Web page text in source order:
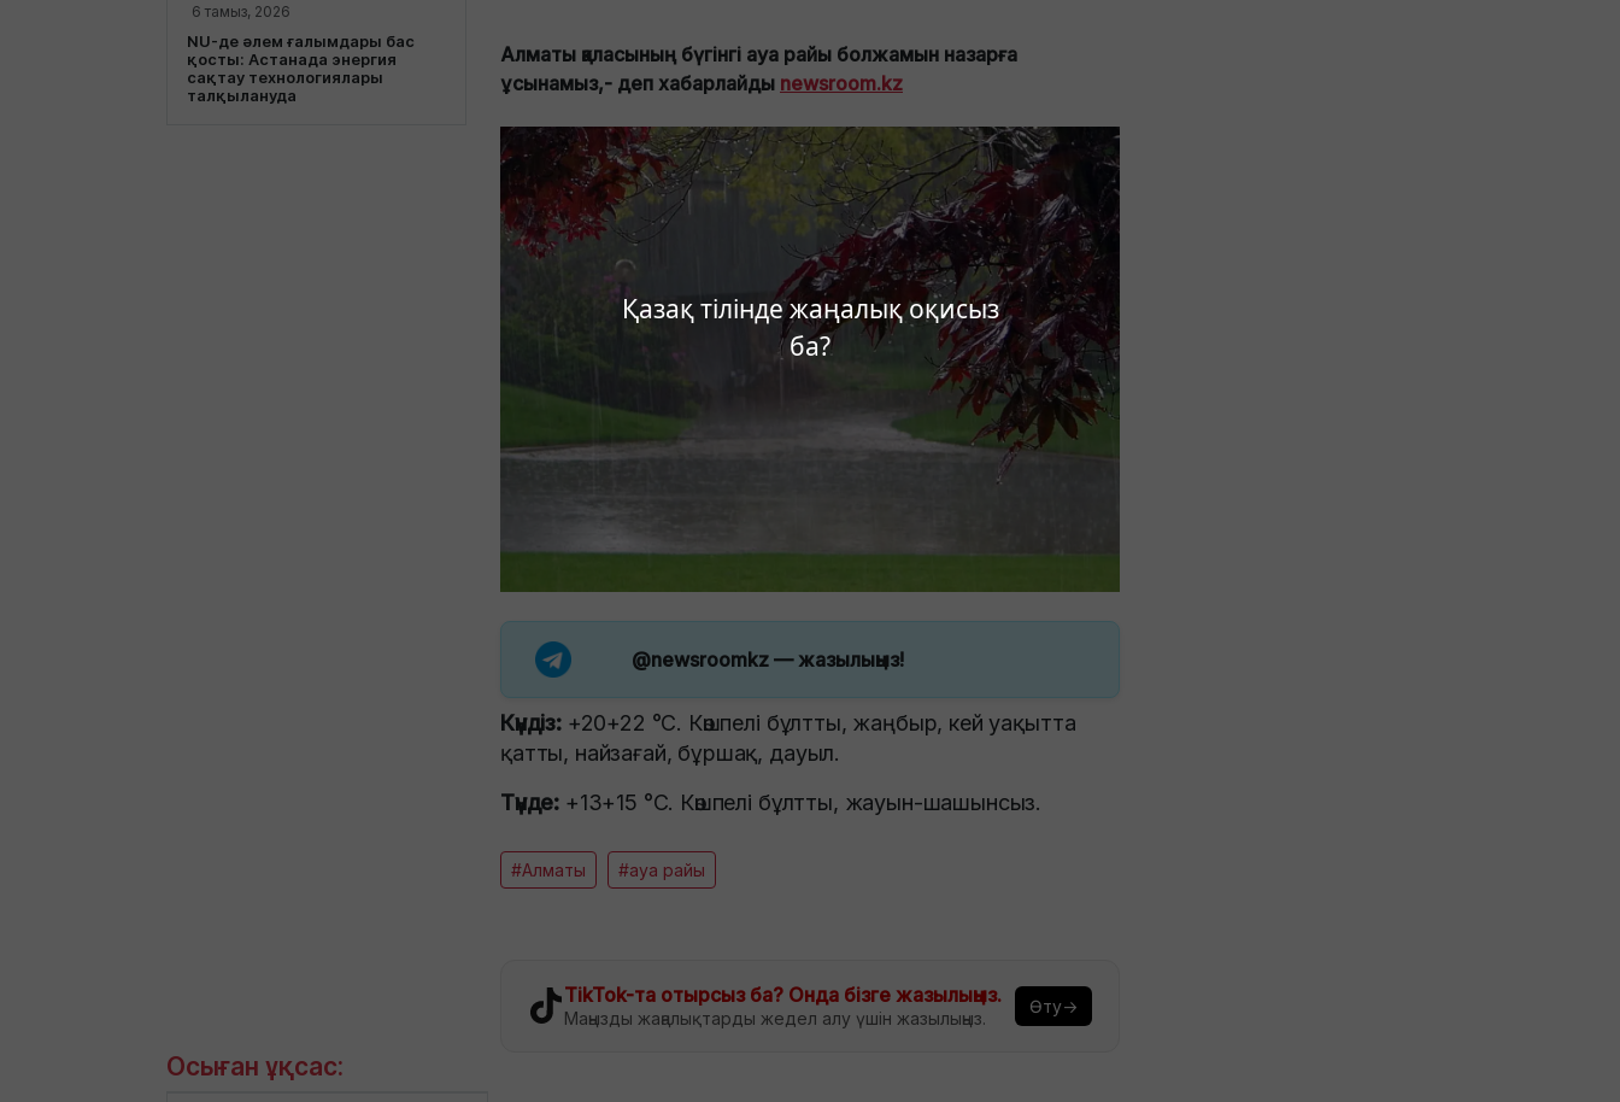
Қазақ тілінде жаңалық оқисыз
ба?
6 тамыз, 2026
NU-де әлем ғалымдары бас
қосты: Астанада энергия
сақтау технологиялары
талқылануда
Алматы қаласының бүгінгі ауа райы болжамын назарға
ұсынамыз,- деп хабарлайды newsroom.kz
@newsroomkz— жазылыңыз!
Күндiз: +20+22 °C. Көшпелі бұлтты, жаңбыр, кей уақытта
қатты, найзағай, бұршақ, дауыл.
Түнде: +13+15 °C. Көшпелі бұлтты, жауын-шашынсыз.
#Алматы #ауа райы
TikTok-та отырсыз ба? Онда бізге жазылыңыз.
Маңызды жаңалықтарды жедел алу үшін жазылыңыз.
Өту→
Осыған ұқсас: